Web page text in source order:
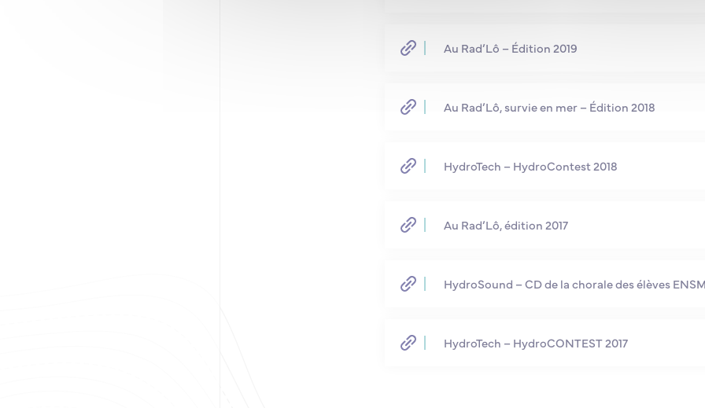
Au Rad’Lô – Édition 2019
Au Rad’Lô, survie en mer – Édition 2018
HydroTech – HydroContest 2018
Au Rad’Lô, édition 2017
HydroSound – CD de la chorale des élèves
HydroTech – HydroCONTEST 2017